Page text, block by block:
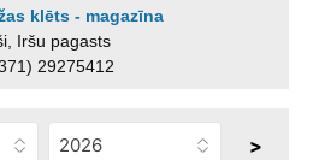
klēts - magazīna
Iršu pagasts
29275412
>